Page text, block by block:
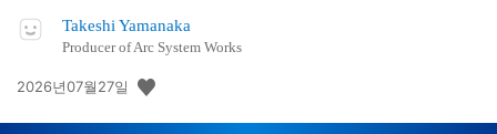
Takeshi Yamanaka
Producer of Arc System Works
공
일:
2026년07월27일